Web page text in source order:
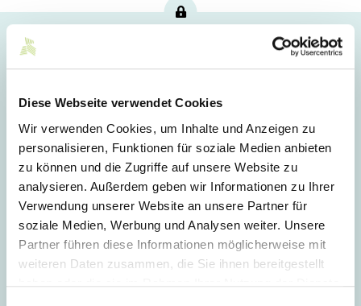
Diese Webseite verwendet Cookies
Wir verwenden Cookies, um Inhalte und Anzeigen zu
personalisieren, Funktionen für soziale Medien anbieten
zu können und die Zugriffe auf unsere Website zu
analysieren. Außerdem geben wir Informationen zu Ihrer
Verwendung unserer Website an unsere Partner für
soziale Medien, Werbung und Analysen weiter. Unsere
Partner führen diese Informationen möglicherweise mit
weiteren Daten zusammen, die Sie ihnen bereitgestellt
Login
Passwort